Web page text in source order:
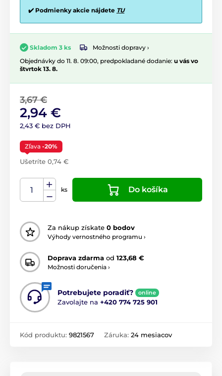
✔️ Podmienky akcie nájdete TU
Skladom 3 ks
Možnosti dopravy ›
Objednávky do 11. 8. 09:00, predpokladané dodanie: u vás vo
štvrtok 13. 8.
3,67 €
2,94 €
2,43 € bez DPH
Zľava -20%
Ušetríte 0,74 €
ks Do košíka
Za nákup získate 0 bodov
Výhody vernostného programu ›
Doprava zdarma od 123,68 €
Možnosti doručenia ›
Potrebujete poradiť? online
Zavolajte na +420 774 725 901
Kód produktu: 9821567 Záruka: 24 mesiacov